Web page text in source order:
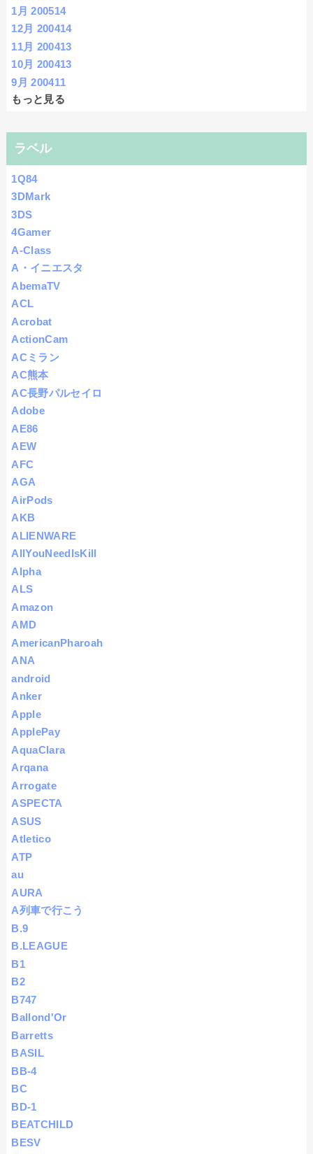
1月 200514
12月 200414
11月 200413
10月 200413
9月 200411
もっと見る
ラベル
1Q84
3DMark
3DS
4Gamer
A-Class
A・イニエスタ
AbemaTV
ACL
Acrobat
ActionCam
ACミラン
AC熊本
AC長野パルセイロ
Adobe
AE86
AEW
AFC
AGA
AirPods
AKB
ALIENWARE
AllYouNeedIsKill
Alpha
ALS
Amazon
AMD
AmericanPharoah
ANA
android
Anker
Apple
ApplePay
AquaClara
Arqana
Arrogate
ASPECTA
ASUS
Atletico
ATP
au
AURA
A列車で行こう
B.9
B.LEAGUE
B1
B2
B747
Ballond'Or
Barretts
BASIL
BB-4
BC
BD-1
BEATCHILD
BESV